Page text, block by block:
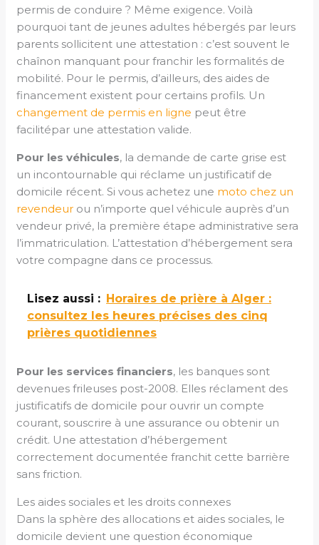
permis de conduire ? Même exigence. Voilà
pourquoi tant de jeunes adultes hébergés par leurs
parents sollicitent une attestation : c’est souvent le
chaînon manquant pour franchir les formalités de
mobilité. Pour le permis, d’ailleurs, des aides de
financement existent pour certains profils. Un
changement de permis en ligne peut être
facilitépar une attestation valide.
Pour les véhicules, la demande de carte grise est
un incontournable qui réclame un justificatif de
domicile récent. Si vous achetez une moto chez un
revendeur ou n’importe quel véhicule auprès d’un
vendeur privé, la première étape administrative sera
l’immatriculation. L’attestation d’hébergement sera
votre compagne dans ce processus.
Lisez aussi : Horaires de prière à Alger :
consultez les heures précises des cinq
prières quotidiennes
Pour les services financiers, les banques sont
devenues frileuses post-2008. Elles réclament des
justificatifs de domicile pour ouvrir un compte
courant, souscrire à une assurance ou obtenir un
crédit. Une attestation d’hébergement
correctement documentée franchit cette barrière
sans friction.
Les aides sociales et les droits connexes
Dans la sphère des allocations et aides sociales, le
domicile devient une question économique